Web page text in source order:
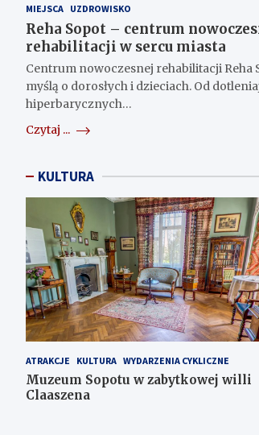
MIEJSCA UZDROWISKO
Reha Sopot – centrum
rehabilitacji w sercu miasta
Centrum nowoczesnej rehabilitacji Reha
myślą o dorosłych i dzieciach. Od
hiperbarycznych…
Czytaj ...
KULTURA
ATRAKCJE KULTURA WYDARZENIA CYKLICZNE
Muzeum Sopotu w zabytkowej willi
Claaszena